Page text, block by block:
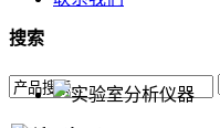
搜索